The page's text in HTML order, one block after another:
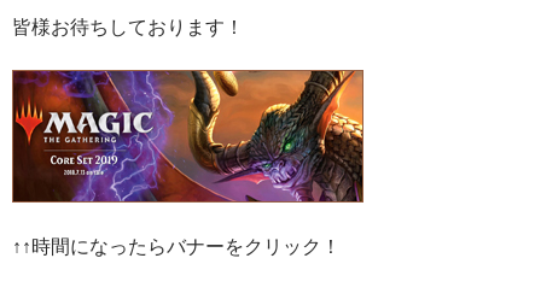
皆様お待ちしております！
↑↑時間になったらバナーをクリック！